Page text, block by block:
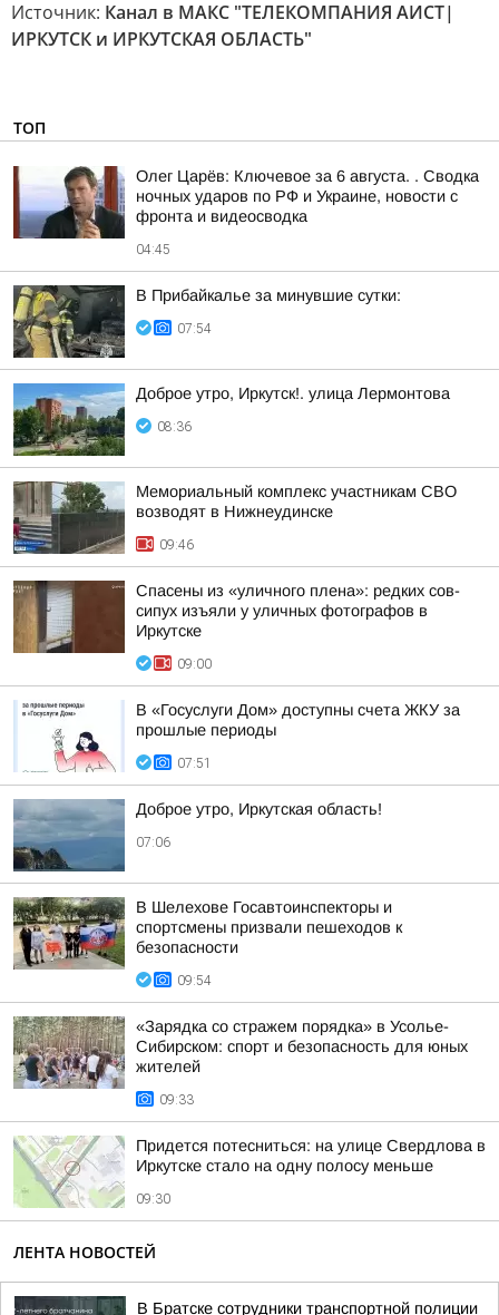
Источник: Канал в МАКС "ТЕЛЕКОМПАНИЯ АИСТ|
ИРКУТСК и ИРКУТСКАЯ ОБЛАСТЬ"
ТОП
Олег Царёв: Ключевое за 6 августа. . Сводка
ночных ударов по РФ и Украине, новости с
фронта и видеосводка
04:45
В Прибайкалье за минувшие сутки:
07:54
Доброе утро, Иркутск!. улица Лермонтова
08:36
Мемориальный комплекс участникам СВО
возводят в Нижнеудинске
09:46
Спасены из «уличного плена»: редких сов-
сипух изъяли у уличных фотографов в
Иркутске
09:00
В «Госуслуги Дом» доступны счета ЖКУ за
прошлые периоды
07:51
Доброе утро, Иркутская область!
07:06
В Шелехове Госавтоинспекторы и
спортсмены призвали пешеходов к
безопасности
09:54
«Зарядка со стражем порядка» в Усолье-
Сибирском: спорт и безопасность для юных
жителей
09:33
Придется потесниться: на улице Свердлова в
Иркутске стало на одну полосу меньше
09:30
ЛЕНТА НОВОСТЕЙ
В Братске сотрудники транспортной полиции